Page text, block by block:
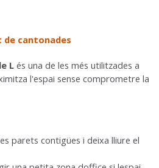
de cantonades
L és una de les més utilitzades a
l'espai sense comprometre la
parets contigües i deixa lliure el